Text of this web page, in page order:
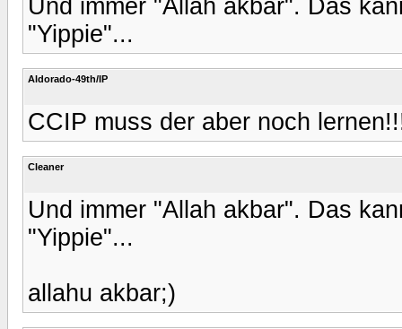
Und immer "Allah akbar". Das
"Yippie"...
Aldorado-49th/IP
CCIP muss der aber noch
Cleaner
Und immer "Allah akbar". Das
"Yippie"...
allahu akbar;)